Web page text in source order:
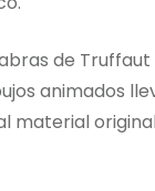
de Truffaut
animados
material